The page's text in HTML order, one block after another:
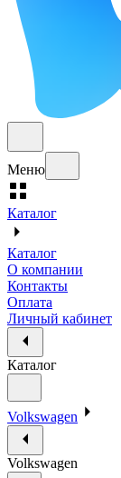
Меню
Каталог
Каталог
О компании
Контакты
Оплата
Личный кабинет
Каталог
Volkswagen
Volkswagen